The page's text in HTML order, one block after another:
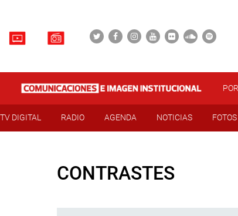
TV DIGITAL RADIO AGENDA NOTICIAS
CONTRASTES